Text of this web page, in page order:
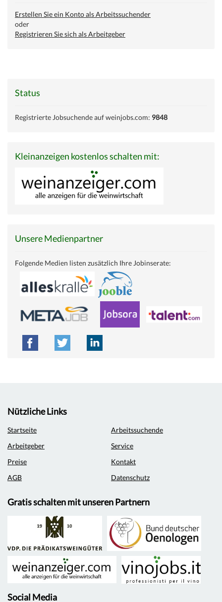
Erstellen Sie ein Konto als Arbeitssuchender
oder
Registrieren Sie sich als Arbeitgeber
Status
Registrierte Jobsuchende auf weinjobs.com: 9848
Kleinanzeigen kostenlos schalten mit:
Unsere Medienpartner
Folgende Medien listen zusätzlich Ihre Jobinserate:
Nützliche Links
Startseite
Arbeitssuchende
Arbeitgeber
Service
Preise
Kontakt
AGB
Datenschutz
Gratis schalten mit unseren Partnern
Social Media